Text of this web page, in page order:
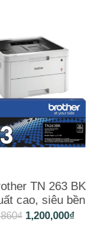
TN 263 BK
cao, siêu bền
₫ 1,200,000₫